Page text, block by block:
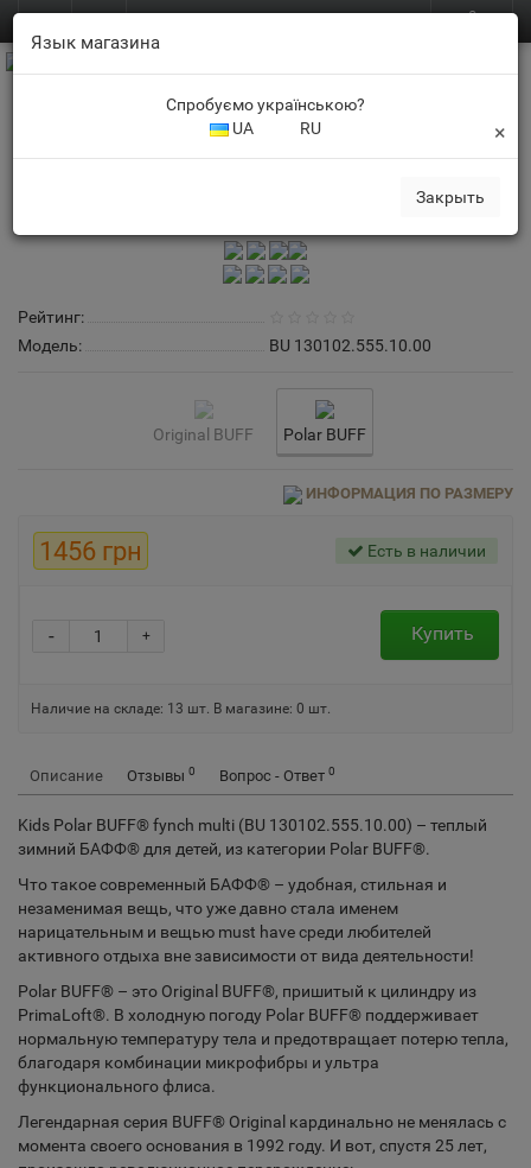
0
Бафф с флисом детский • BUFF® Kids Polar fynch multi
×
Язык магазина
Спробуємо українською?
UA
RU
Закрыть
Рейтинг:
Модель:
BU 130102.555.10.00
Original BUFF Polar BUFF
ИНФОРМАЦИЯ ПО РАЗМЕРУ
1456 грн Есть в наличии
+
- Купить
Наличие на складе: 13 шт. В магазине: 0 шт.
Описание Отзывы 0 Вопрос - Ответ 0
Kids Polar BUFF® fynch multi (BU 130102.555.10.00) – теплый
зимний БАФФ® для детей, из категории Polar BUFF®.
Что такое современный БАФФ® – удобная, стильная и
незаменимая вещь, что уже давно стала именем
нарицательным и вещью must have среди любителей
активного отдыха вне зависимости от вида деятельности!
Polar BUFF® – это Original BUFF®, пришитый к цилиндру из
PrimaLoft®. В холодную погоду Polar BUFF® поддерживает
нормальную температуру тела и предотвращает потерю тепла,
благодаря комбинации микрофибры и ультра
функционального флиса.
Легендарная серия BUFF® Original кардинально не менялась с
момента своего основания в 1992 году. И вот, спустя 25 лет,